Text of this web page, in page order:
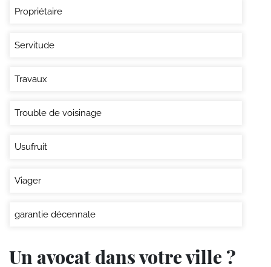
Propriétaire
Servitude
Travaux
Trouble de voisinage
Usufruit
Viager
garantie décennale
Un avocat dans votre ville ?